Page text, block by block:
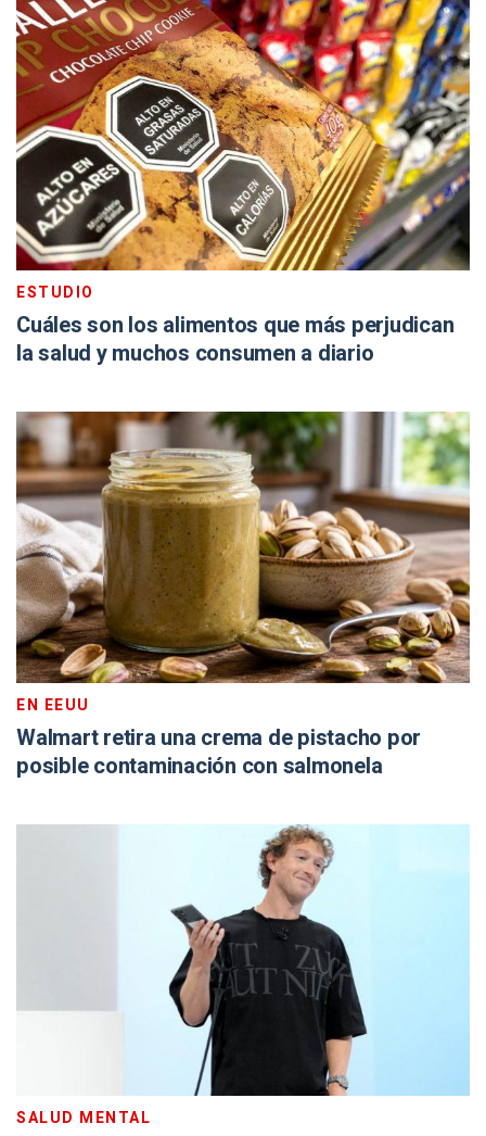
ESTUDIO
Cuáles son los alimentos que más perjudican
la salud y muchos consumen a diario
EN EEUU
Walmart retira una crema de pistacho por
posible contaminación con salmonela
SALUD MENTAL